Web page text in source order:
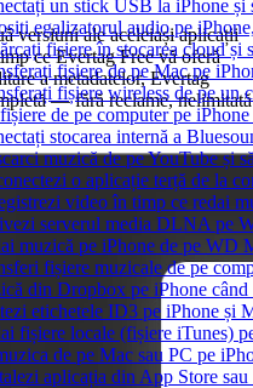
un stick USB la iPhone și
egalizatorul audio pe
fișiere în stocarea cloud
fișiere de pe Mac pe
fișiere wireless de pe
de pe computer pe
stocarea internă a
muzică de pe YouTube și
o aplicație terță de la
video în timp ce redai
serverul media DLNA pe
muzică pe iPhone de pe WD
fișiere muzicale de pe
din Dropbox pe iPhone
etichetele ID3 pe iPhone și
fișiere locale (fișiere iTunes)
de pe Mac sau PC pe
aplicația din App Store
versiuni ale aceleiași aplicații
ce Evertag Free vă oferă
a metadatelor, Evertag
— fără reclame, nelimitată